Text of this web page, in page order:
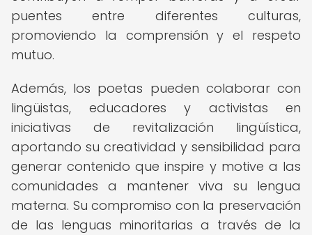
puentes entre diferentes culturas,
promoviendo la comprensión y el respeto
mutuo.
Además, los poetas pueden colaborar con
lingüistas, educadores y activistas en
iniciativas de revitalización lingüística,
aportando su creatividad y sensibilidad para
generar contenido que inspire y motive a las
comunidades a mantener viva su lengua
materna. Su compromiso con la preservación
de las lenguas minoritarias a través de la